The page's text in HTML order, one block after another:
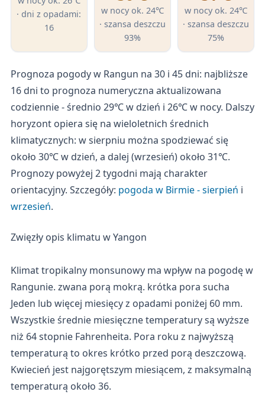
· dni z opadami:
16
w nocy ok. 24℃
· szansa deszczu
93%
w nocy ok. 24℃
· szansa deszczu
75%
Prognoza pogody w Rangun na 30 i 45 dni: najbliższe
16 dni to prognoza numeryczna aktualizowana
codziennie - średnio 29℃ w dzień i 26℃ w nocy. Dalszy
horyzont opiera się na wieloletnich średnich
klimatycznych: w sierpniu można spodziewać się
około 30℃ w dzień, a dalej (wrzesień) około 31℃.
Prognozy powyżej 2 tygodni mają charakter
orientacyjny. Szczegóły: pogoda w Birmie - sierpień i
wrzesień.
Zwięzły opis klimatu w Yangon
Klimat tropikalny monsunowy ma wpływ na pogodę w
Rangunie. zwana porą mokrą. krótka pora sucha
Jeden lub więcej miesięcy z opadami poniżej 60 mm.
Wszystkie średnie miesięczne temperatury są wyższe
niż 64 stopnie Fahrenheita. Pora roku z najwyższą
temperaturą to okres krótko przed porą deszczową.
Kwiecień jest najgorętszym miesiącem, z maksymalną
temperaturą około 36.